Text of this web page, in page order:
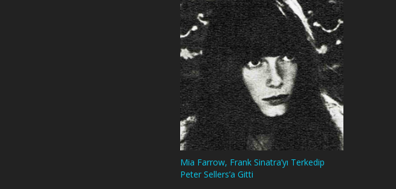
Mia Farrow, Frank Sinatra’yı Terkedip
Peter Sellers’a Gitti